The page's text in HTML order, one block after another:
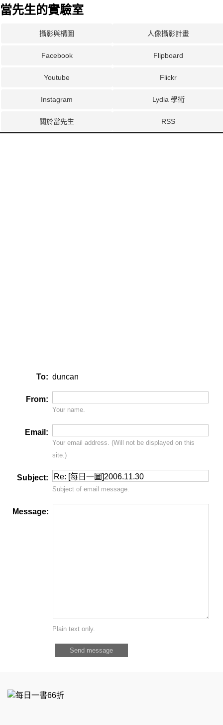
當先生的實驗室
攝影與構圖 人像攝影計畫
Facebook Flipboard
Youtube Flickr
Instagram Lydia 學術
關於當先生 RSS
To: duncan
From:
Your name.
Email:
Your email address. (Will notbe displayed on this
site.)
Subject:
Subject of email message.
Message:
Plain text only.